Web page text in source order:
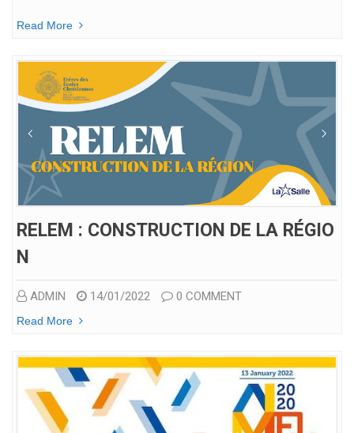
Read More
RELEM : CONSTRUCTION DE LA RÉGIO
N
ADMIN 14/01/2022 0 COMMENT
Read More